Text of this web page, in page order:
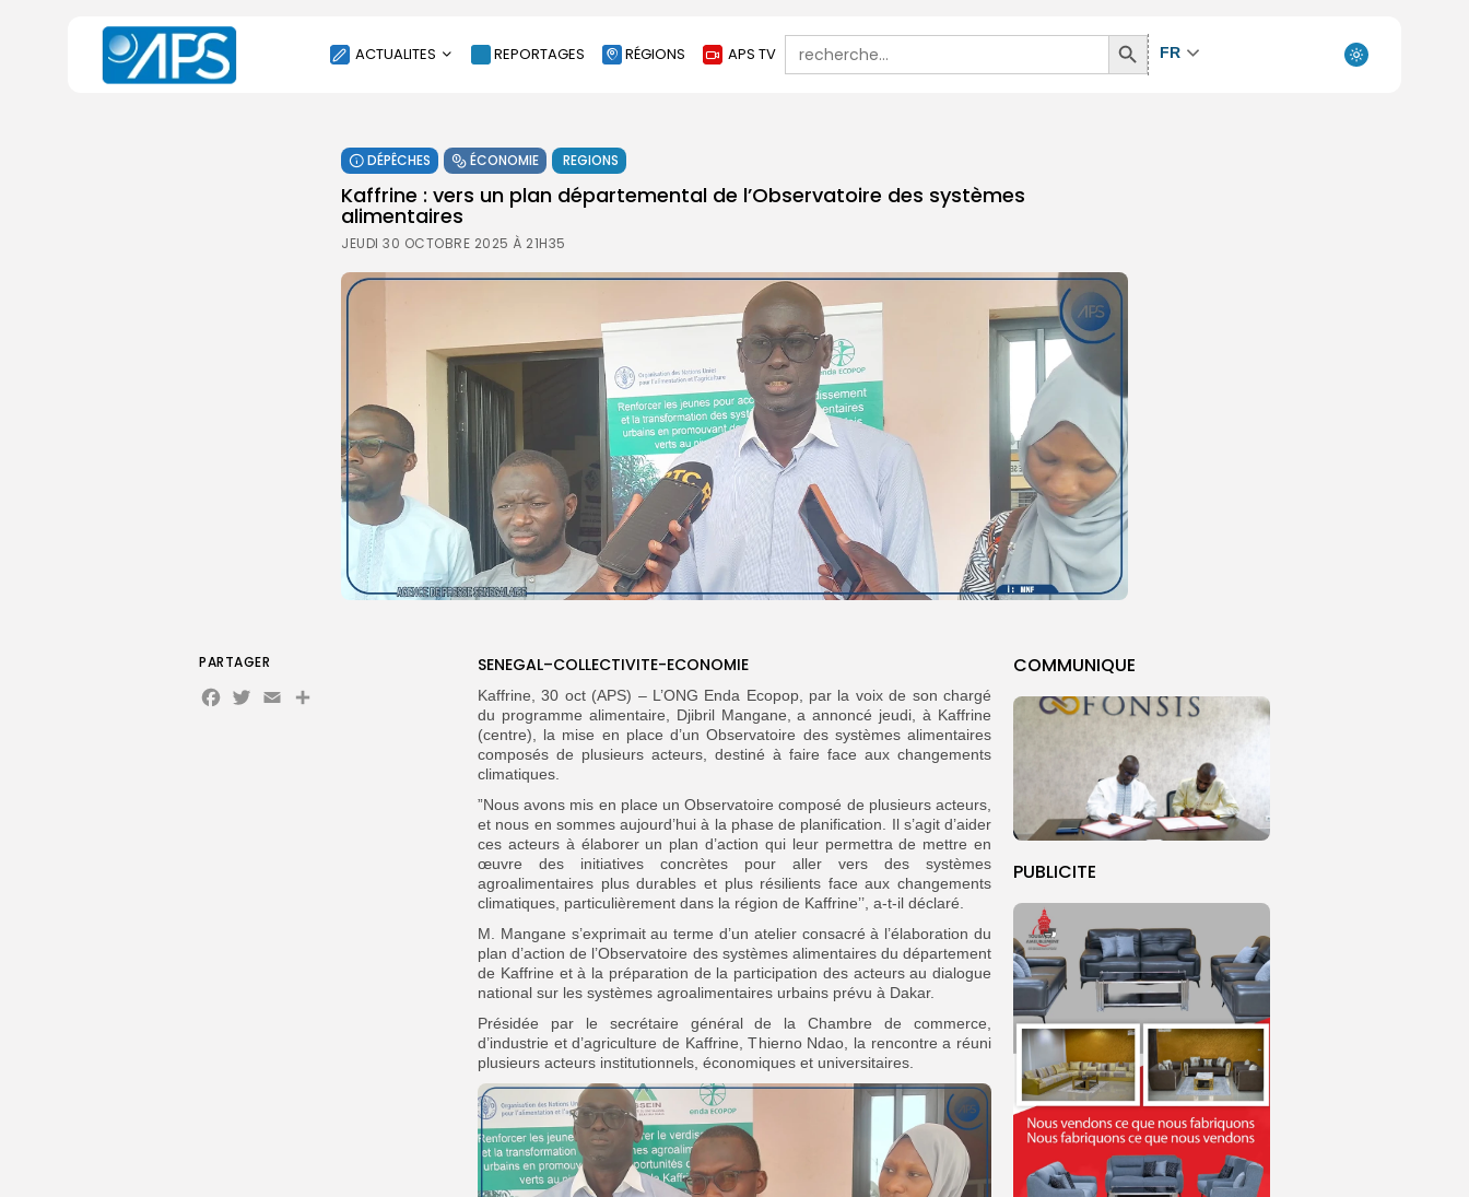
ACTUALITES
SOCIÉTÉ
ÉCONOMIE
CULTURE
ENVIRONNEMENT
REPORTAGES RÉGIONS APS TV
Search
for:
Search
Button
FR
DÉPÊCHES ÉCONOMIE REGIONS
Kaffrine : vers un plan départemental de l’Observatoire des systèmes
alimentaires
JEUDI 30 OCTOBRE 2025 À 21H35
COMMUNIQUE
PUBLICITE
SENEGAL–COLLECTIVITE-ECONOMIE
Kaffrine, 30 oct (APS) – L’ONG Enda Ecopop, par la voix de son chargé
du programme alimentaire, Djibril Mangane, a annoncé jeudi, à Kaffrine
(centre), la mise en place d’un Observatoire des systèmes alimentaires
composés de plusieurs acteurs, destiné à faire face aux changements
climatiques.
”Nous avons mis en place un Observatoire composé de plusieurs acteurs,
et nous en sommes aujourd’hui à la phase de planification. Il s’agit d’aider
ces acteurs à élaborer un plan d’action qui leur permettra de mettre en
œuvre des initiatives concrètes pour aller vers des systèmes
agroalimentaires plus durables et plus résilients face aux changements
climatiques, particulièrement dans la région de Kaffrine’’, a-t-il déclaré.
M. Mangane s’exprimait au terme d’un atelier consacré à l’élaboration du
plan d’action de l’Observatoire des systèmes alimentaires du département
de Kaffrine et à la préparation de la participation des acteurs au dialogue
national sur les systèmes agroalimentaires urbains prévu à Dakar.
Présidée par le secrétaire général de la Chambre de commerce,
d’industrie et d’agriculture de Kaffrine, Thierno Ndao, la rencontre a réuni
plusieurs acteurs institutionnels, économiques et universitaires.
PARTAGER
Facebook
Twitter
EmailPartager